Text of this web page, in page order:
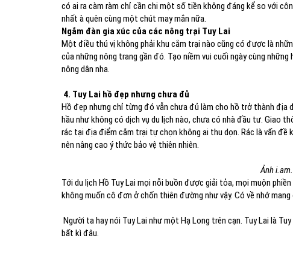
có ai ra càm ràm chỉ cần chi một số tiền không đáng kể so với
nhất à quên cùng một chút may mắn nữa.
Ngắm đàn gia xúc của các nông trại Tuy Lai
Một điều thú vị không phải khu cắm trại nào cũng có được là
của những nông trang gần đó. Tạo niềm vui cuối ngày cùng
nông dân nha.
4. Tuy Lai hồ đẹp nhưng chưa đủ
Hồ đẹp nhưng chỉ từng đó vẫn chưa đủ làm cho hồ trở thành địa
hầu như không có dịch vụ du lịch nào, chưa có nhà đầu tư. Giao
rác tại địa điểm cắm trại tự chọn không ai thu dọn. Rác là vấn đề
nên nâng cao ý thức bảo vệ thiên nhiên.
Ảnh
Tới du lịch Hồ Tuy Lai mọi nỗi buồn được giải tỏa, mọi muộn
không muốn cô đơn ở chốn thiên đường như vậy. Có về nhớ mang
Người ta hay nói Tuy Lai như một Hạ Long trên cạn. Tuy Lai là
bất kì đâu.